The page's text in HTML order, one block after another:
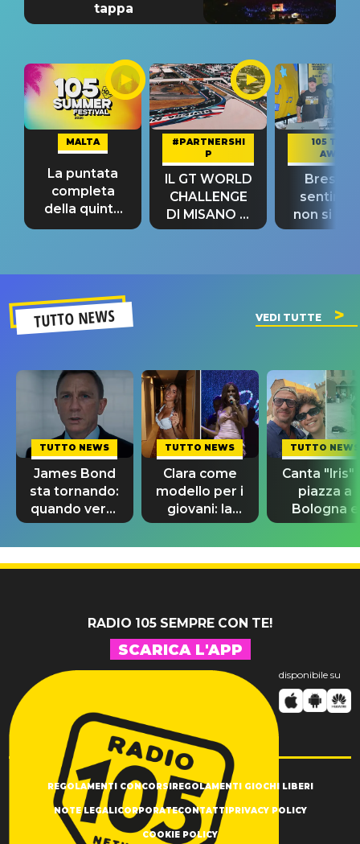
tappa
MALTA
La puntata
completa
della quinta
tappa
#PARTNERSHI
P
IL GT WORLD
CHALLENGE
DI MISANO si
riconferma
105 TAKE
AWAY
Bresh:
non si
fino alla
TUTTO NEWS VEDI TUTTE
TUTTO NEWS
James Bond
sta tornando:
quando verrà
svelato il
nuovo 007
TUTTO NEWS
Clara come
modello per i
giovani: la
dedica
dell'ex
professore
TUTTO NEWS
Canta "Iris"
piazza a
Bologna e
spunta
Antonacci
RADIO 105 SEMPRE CON TE!
SCARICA L'APP
disponibile su
REGOLAMENTI CONCORSIREGOLAMENTI GIOCHI LIBERI
NOTE LEGALICORPORATECONTATTIPRIVACY POLICY
COOKIE POLICY